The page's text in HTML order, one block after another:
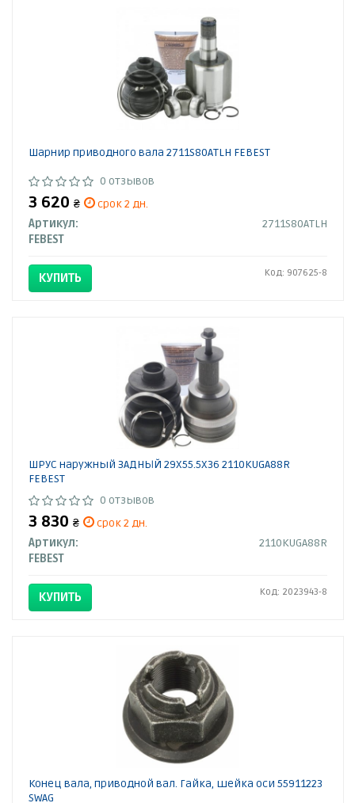
Шарнир приводного вала 2711S80ATLH FEBEST
0 отзывов
3 620 ₴
срок 2 дн.
Артикул:
2711S80ATLH
FEBEST
КУПИТЬ Код: 907625-8
ШРУС наружный ЗАДНЫЙ 29X55.5X36 2110KUGA88R
FEBEST
0 отзывов
3 830 ₴
срок 2 дн.
Артикул:
2110KUGA88R
FEBEST
КУПИТЬ Код: 2023943-8
Конец вала, приводной вал. Гайка, шейка оси 55911223
SWAG